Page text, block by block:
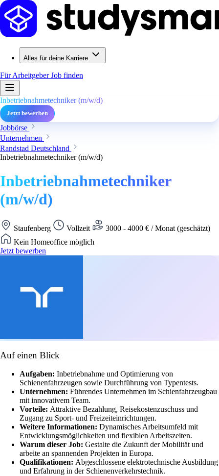
Alles für deine Karriere
Für ArbeitgeberJob finden
Inbetriebnahmetechniker (m/w/d)
Jetzt bewerben
Jobbörse
Unternehmen
Randstad Deutschland
Inbetriebnahmetechniker (m/w/d)
Inbetriebnahmetechniker
(m/w/d)
Staufenberg Vollzeit
3000 - 4000 € / Monat (geschätzt)
Kein Homeoffice möglich
Jetzt bewerben
Auf einen Blick
Aufgaben: Inbetriebnahme und Optimierung von
Schienenfahrzeugen sowie Durchführung von Typentests.
Unternehmen: Führendes Unternehmen im Schienfahrzeugbau
mit innovativem Team.
Vorteile: Attraktive Bezahlung, Reisekostenzuschuss und
Zugang zu Sport- und Freizeiteinrichtungen.
Weitere Informationen: Dynamisches Arbeitsumfeld mit
Entwicklungsmöglichkeiten und flexiblen Arbeitszeiten.
Warum dieser Job: Gestalte die Zukunft der Mobilität und
arbeite an spannenden Projekten in Europa.
Qualifikationen: Abgeschlossene elektrotechnische Ausbildung
und Erfahrung in der Schienenverkehrstechnik.